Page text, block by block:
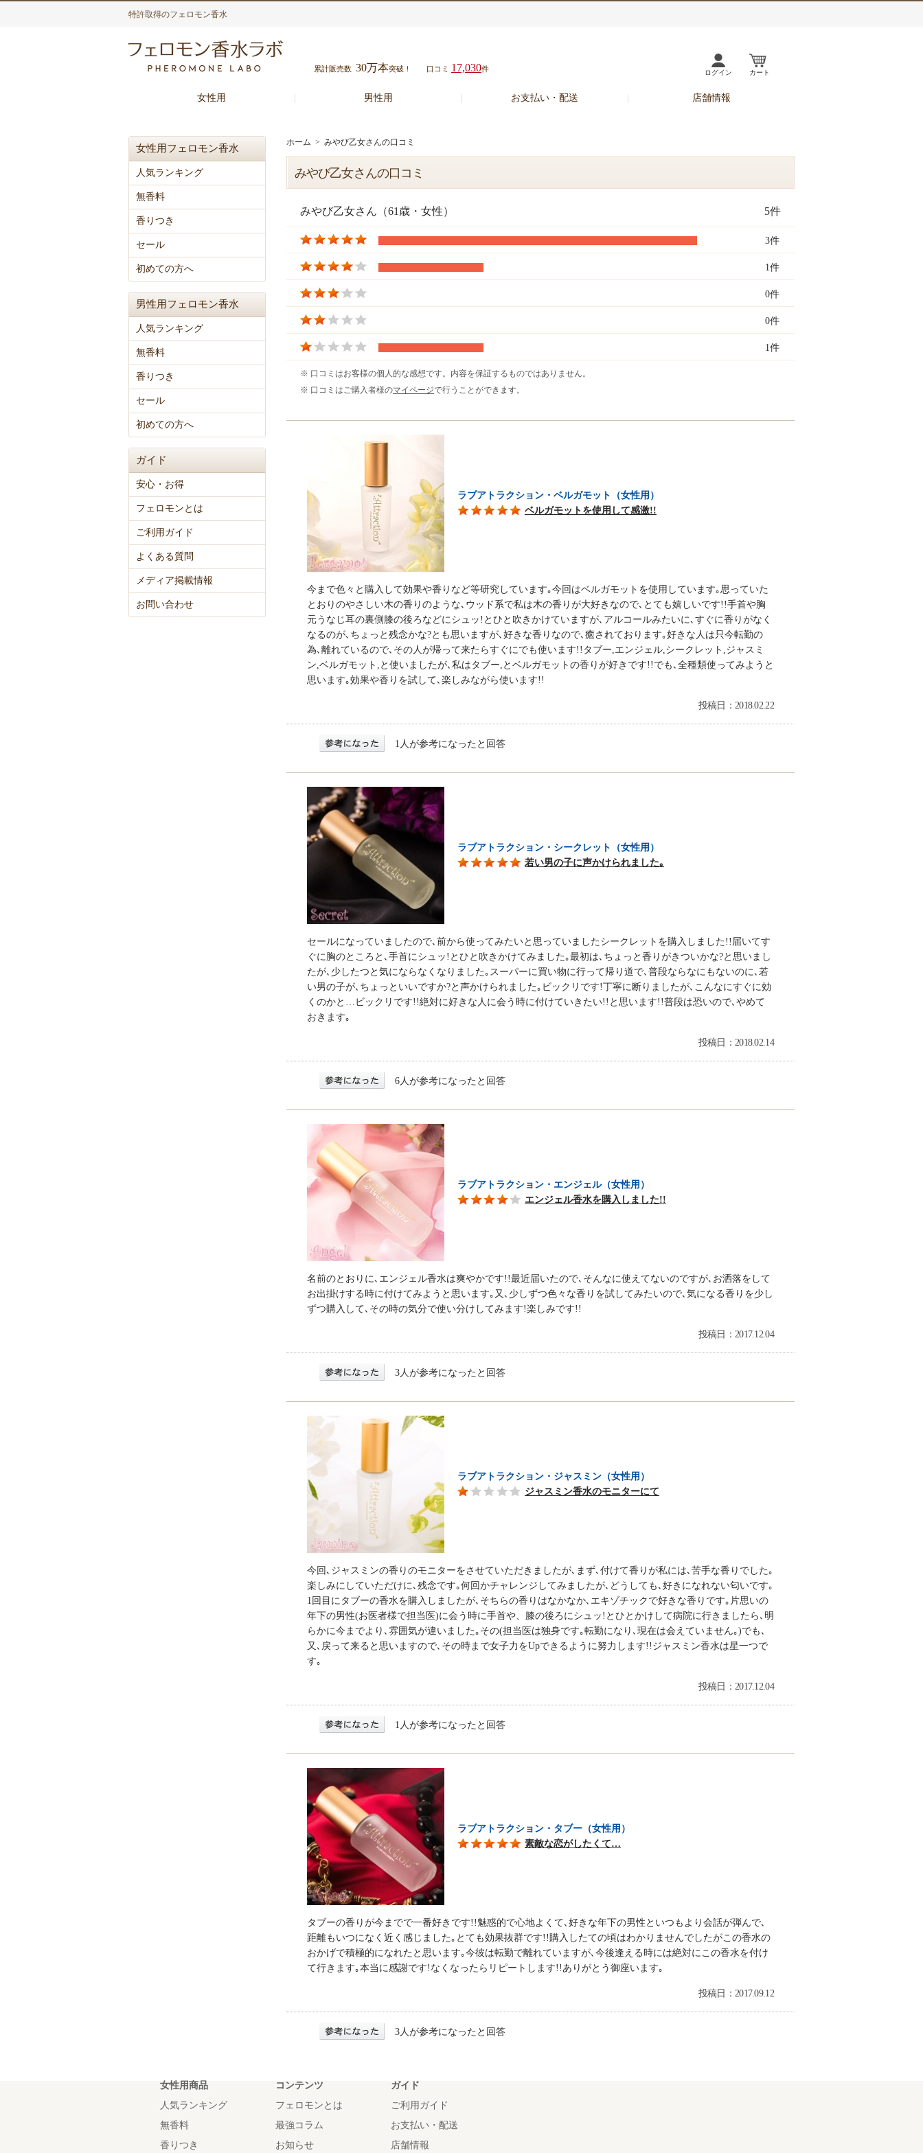
特許取得のフェロモン香水
累計販売数 30万本突破！ 口コミ 17,030件 ログイン カート
女性用 男性用 お支払い・配送 店舗情報
ホーム > みやび乙女さんの口コミ
みやび乙女さんの口コミ
みやび乙女さん（61歳・女性） 5件
3件
1件
0件
0件
1件
※ 口コミはお客様の個人的な感想です。内容を保証するものではありません。
※ 口コミはご購入者様のマイページで行うことができます。
ラブアトラクション・ベルガモット（女性用）
ベルガモットを使用して感激!!
今まで色々と購入して効果や香りなど等研究しています｡今回はベルガモットを使用しています｡思っていた
とおりのやさしい木の香りのような､ウッド系で私は木の香りが大好きなので､とても嬉しいです!!手首や胸
元うなじ耳の裏側膝の後ろなどにシュッ!とひと吹きかけていますが､アルコールみたいに､すぐに香りがなく
なるのが､ちょっと残念かな?とも思いますが､好きな香りなので､癒されております｡好きな人は只今転勤の
為､離れているので､その人が帰って来たらすぐにでも使います!!タブー,エンジェル,シークレット,ジャスミ
ン,ベルガモット,と使いましたが､私はタブー,とベルガモットの香りが好きです!!でも､全種類使ってみようと
思います｡効果や香りを試して､楽しみながら使います!!
投稿日：2018.02.22
1人が参考になったと回答
ラブアトラクション・シークレット（女性用）
若い男の子に声かけられました｡
セールになっていましたので､前から使ってみたいと思っていましたシークレットを購入しました!!届いてす
ぐに胸のところと､手首にシュッ!とひと吹きかけてみました｡最初は､ちょっと香りがきついかな?と思いまし
たが､少したつと気にならなくなりました｡スーパーに買い物に行って帰り道で､普段ならなにもないのに､若
い男の子が､ちょっといいですか?と声かけられました｡ビックリです!丁寧に断りましたが､こんなにすぐに効
くのかと…ビックリです!!絶対に好きな人に会う時に付けていきたい!!と思います!!普段は恐いので､やめて
おきます｡
投稿日：2018.02.14
6人が参考になったと回答
ラブアトラクション・エンジェル（女性用）
エンジェル香水を購入しました!!
名前のとおりに､エンジェル香水は爽やかです!!最近届いたので､そんなに使えてないのですが､お洒落をして
お出掛けする時に付けてみようと思います｡又､少しずつ色々な香りを試してみたいので､気になる香りを少し
ずつ購入して､その時の気分で使い分けしてみます!楽しみです!!
投稿日：2017.12.04
3人が参考になったと回答
ラブアトラクション・ジャスミン（女性用）
ジャスミン香水のモニターにて
今回､ジャスミンの香りのモニターをさせていただきましたが､まず､付けて香りが私には､苦手な香りでした｡
楽しみにしていただけに､残念です｡何回かチャレンジしてみましたが､どうしても､好きになれない匂いです｡
1回目にタブーの香水を購入しましたが､そちらの香りはなかなか､エキゾチックで好きな香りです｡片思いの
年下の男性(お医者様で担当医)に会う時に手首や、膝の後ろにシュッ!とひとかけして病院に行きましたら､明
らかに今までより､雰囲気が違いました｡その(担当医は独身です｡転勤になり､現在は会えていません｡)でも､
又､戻って来ると思いますので､その時まで女子力をUpできるように努力します!!ジャスミン香水は星一つで
す｡
投稿日：2017.12.04
1人が参考になったと回答
ラブアトラクション・タブー（女性用）
素敵な恋がしたくて…
タブーの香りが今までで一番好きです!!魅惑的で心地よくて､好きな年下の男性といつもより会話が弾んで､
距離もいつになく近く感じました｡とても効果抜群です!!購入したての頃はわかりませんでしたがこの香水の
おかげで積極的になれたと思います｡今彼は転勤で離れていますが､今後逢える時には絶対にこの香水を付け
て行きます｡本当に感謝です!なくなったらリピートします!!ありがとう御座います｡
投稿日：2017.09.12
3人が参考になったと回答
女性用フェロモン香水
人気ランキング
無香料
香りつき
セール
初めての方へ
男性用フェロモン香水
人気ランキング
無香料
香りつき
セール
初めての方へ
ガイド
安心・お得
フェロモンとは
ご利用ガイド
よくある質問
メディア掲載情報
お問い合わせ
女性用商品
人気ランキング
無香料
香りつき
コンテンツ
フェロモンとは
最強コラム
お知らせ
ガイド
ご利用ガイド
お支払い・配送
店舗情報